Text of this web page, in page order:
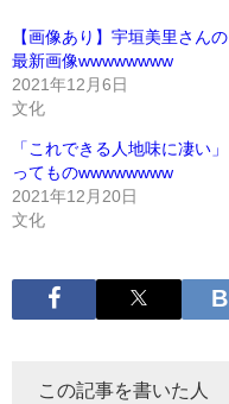
【画像あり】宇垣美里さんの
最新画像wwwwwwww
2021年12月6日
文化
「これできる人地味に凄い」
ってものwwwwwwww
2021年12月20日
文化
この記事を書いた人